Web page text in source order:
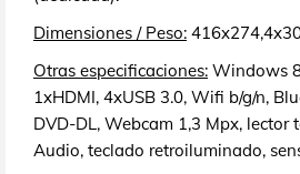
Dimensiones / Peso:
Otras especificaciones: Windows
1xHDMI, 4xUSB 3.0, Wifi b/g/n,
DVD-DL, Webcam 1,3 Mpx, lector
Audio, teclado retroiluminado,